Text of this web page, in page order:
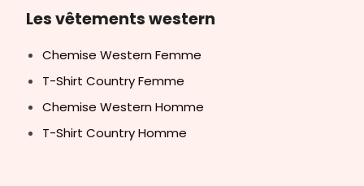
Les vêtements western
Chemise Western Femme
T-Shirt Country Femme
Chemise Western Homme
T-Shirt Country Homme